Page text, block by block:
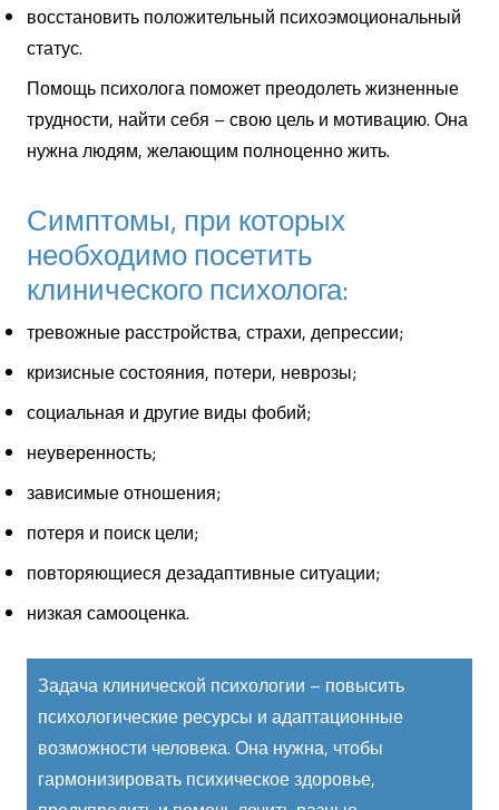
восстановить положительный психоэмоциональный
статус.
Помощь психолога поможет преодолеть жизненные
трудности, найти себя – свою цель и мотивацию. Она
нужна людям, желающим полноценно жить.
Симптомы, при которых
необходимо посетить
клинического психолога:
тревожные расстройства, страхи, депрессии;
кризисные состояния, потери, неврозы;
социальная и другие виды фобий;
неуверенность;
зависимые отношения;
потеря и поиск цели;
повторяющиеся дезадаптивные ситуации;
низкая самооценка.
Задача клинической психологии – повысить
психологические ресурсы и адаптационные
возможности человека. Она нужна, чтобы
гармонизировать психическое здоровье,